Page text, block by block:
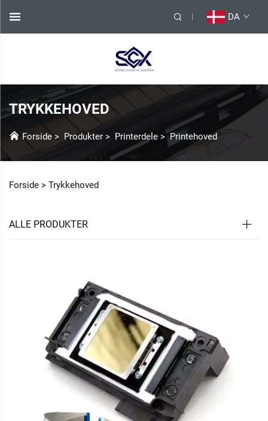
DA
TRYKKEHOVED
Forside> Produkter > Printerdele >Printehoved
Forside > Trykkehoved
ALLE PRODUKTER